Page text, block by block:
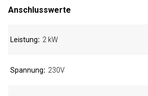
Anschlusswerte
Leistung 2 kW
Spannung 230V